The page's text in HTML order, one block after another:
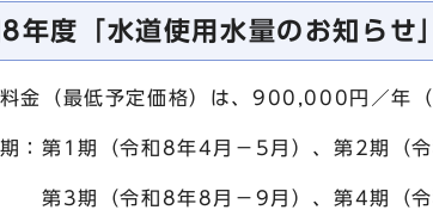
年度「水道使用水量のお知らせ
金（最低予定価格）は、900,000円／年（
：第1期（令和8年4月－5月）、第2期（令
（令和8年8月－9月）、第4期（令